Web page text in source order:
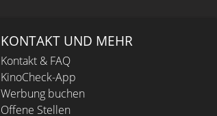
KONTAKT UND MEHR
Kontakt & FAQ
KinoCheck-App
Werbung buchen
Offene Stellen